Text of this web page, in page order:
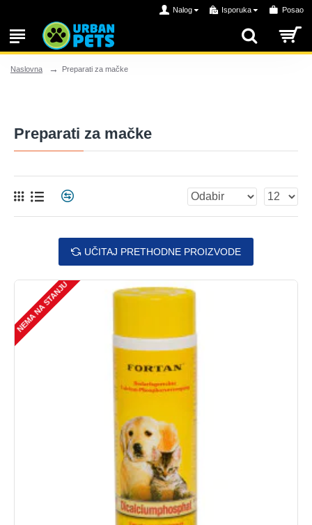
Nalog Isporuka Posao
Naslovna Preparati za mačke
Preparati za mačke
UČITAJ PRETHODNE PROIZVODE
NEMA NA STANJU